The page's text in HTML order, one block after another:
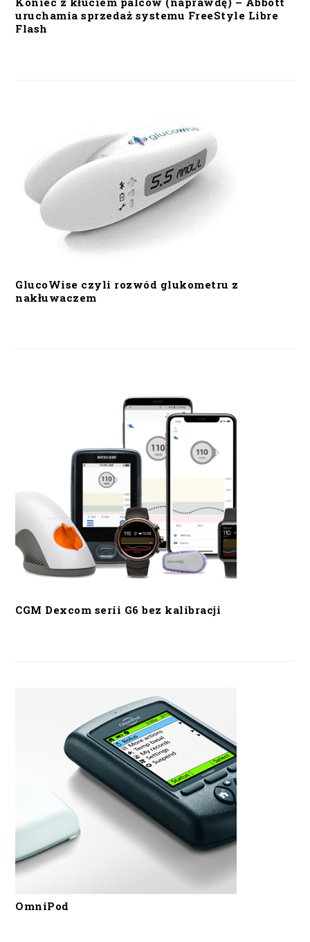
uruchamia sprzedaż systemu FreeStyle Libre
Flash
GlucoWise czyli rozwód glukometru z
nakłuwaczem
CGM Dexcom serii G6 bez kalibracji
OmniPod